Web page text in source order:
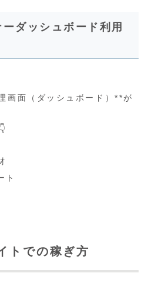
ダッシュボード利用
画面（ダッシュボード）**が
ト
トでの稼ぎ方